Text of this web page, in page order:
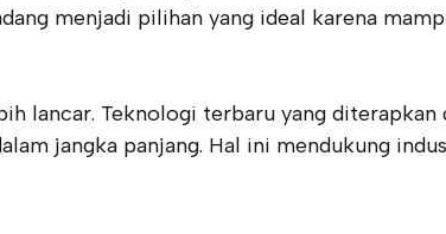
menjadi pilihan yang ideal karena
lancar. Teknologi terbaru yang diterapkan
jangka panjang. Hal ini mendukung